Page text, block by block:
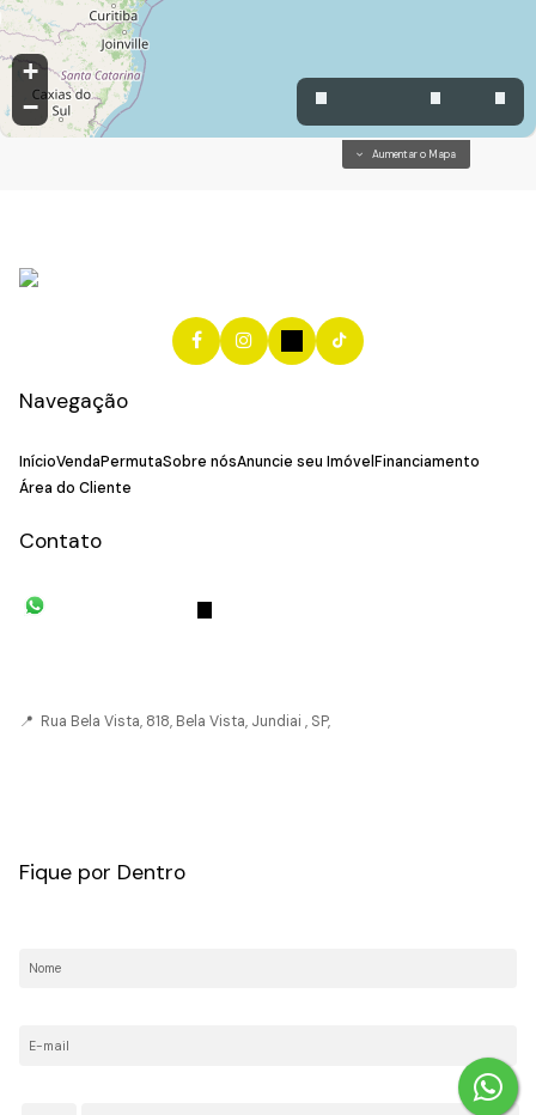
+
−
Aumentar o Mapa
Navegação
InícioVendaPermutaSobre nósAnuncie seu Imóvel Financiamento
Área do Cliente
Contato
📍 Rua Bela Vista, 818, Bela Vista, Jundiai , SP,
Fique por Dentro